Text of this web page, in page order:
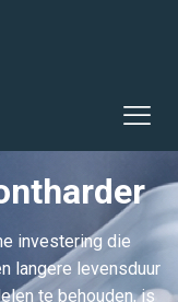
investering die
langere levensduur
te behouden, is